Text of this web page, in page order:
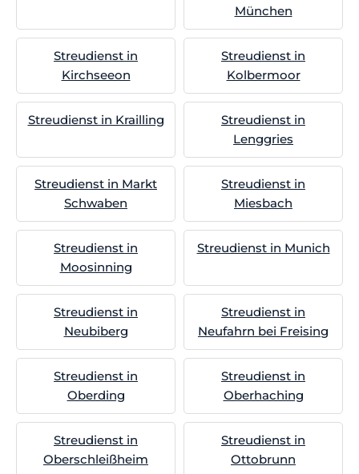
München
Streudienst in
Kirchseeon
Streudienst in
Kolbermoor
Streudienst in Krailling
Streudienst in
Lenggries
Streudienst in Markt
Schwaben
Streudienst in
Miesbach
Streudienst in
Moosinning
Streudienst in Munich
Streudienst in
Neubiberg
Streudienst in
Neufahrn bei Freising
Streudienst in
Oberding
Streudienst in
Oberhaching
Streudienst in
Oberschleißheim
Streudienst in
Ottobrunn